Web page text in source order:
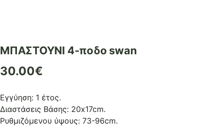
ΜΠΑΣΤΟΥΝΙ 4-ποδο swan
30.00€
Εγγύηση: 1 έτος.
Διαστάσεις Βάσης: 20x17cm.
Ρυθμιζόμενου ύψους: 73-96cm.